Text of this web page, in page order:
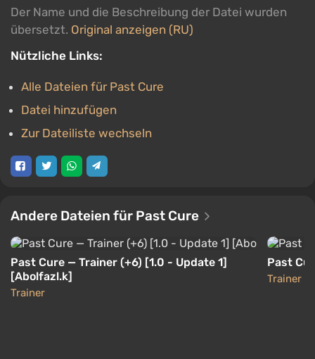
Der Name und die Beschreibung der Datei wurden
übersetzt. Original anzeigen (RU)
Nützliche Links:
Alle Dateien für Past Cure
Datei hinzufügen
Zur Dateiliste wechseln
Andere Dateien für Past Cure
Past Cure — Trainer (+6) [1.0 - Update 1]
[Abolfazl.k]
Trainer
Past
Trainer